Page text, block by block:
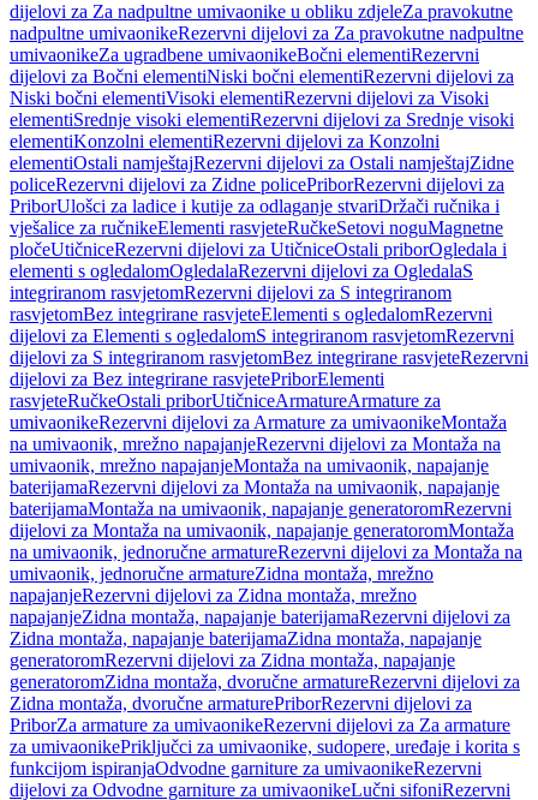
dijelovi za Za nadpultne umivaonike u obliku zdjeleZa pravokutne
nadpultne umivaonikeRezervni dijelovi za Za pravokutne nadpultne
umivaonikeZa ugradbene umivaonikeBočni elementiRezervni
dijelovi za Bočni elementiNiski bočni elementiRezervni dijelovi za
Niski bočni elementiVisoki elementiRezervni dijelovi za Visoki
elementiSrednje visoki elementiRezervni dijelovi za Srednje visoki
elementiKonzolni elementiRezervni dijelovi za Konzolni
elementiOstali namještajRezervni dijelovi za Ostali namještajZidne
policeRezervni dijelovi za Zidne policePriborRezervni dijelovi za
PriborUlošci za ladice i kutije za odlaganje stvariDržači ručnika i
vješalice za ručnikeElementi rasvjeteRučkeSetovi noguMagnetne
pločeUtičniceRezervni dijelovi za UtičniceOstali priborOgledala i
elementi s ogledalomOgledalaRezervni dijelovi za OgledalaS
integriranom rasvjetomRezervni dijelovi za S integriranom
rasvjetomBez integrirane rasvjeteElementi s ogledalomRezervni
dijelovi za Elementi s ogledalomS integriranom rasvjetomRezervni
dijelovi za S integriranom rasvjetomBez integrirane rasvjeteRezervni
dijelovi za Bez integrirane rasvjetePriborElementi
rasvjeteRučkeOstali priborUtičniceArmatureArmature za
umivaonikeRezervni dijelovi za Armature za umivaonikeMontaža
na umivaonik, mrežno napajanjeRezervni dijelovi za Montaža na
umivaonik, mrežno napajanjeMontaža na umivaonik, napajanje
baterijamaRezervni dijelovi za Montaža na umivaonik, napajanje
baterijamaMontaža na umivaonik, napajanje generatoromRezervni
dijelovi za Montaža na umivaonik, napajanje generatoromMontaža
na umivaonik, jednoručne armatureRezervni dijelovi za Montaža na
umivaonik, jednoručne armatureZidna montaža, mrežno
napajanjeRezervni dijelovi za Zidna montaža, mrežno
napajanjeZidna montaža, napajanje baterijamaRezervni dijelovi za
Zidna montaža, napajanje baterijamaZidna montaža, napajanje
generatoromRezervni dijelovi za Zidna montaža, napajanje
generatoromZidna montaža, dvoručne armatureRezervni dijelovi za
Zidna montaža, dvoručne armaturePriborRezervni dijelovi za
PriborZa armature za umivaonikeRezervni dijelovi za Za armature
za umivaonikePriključci za umivaonike, sudopere, uređaje i korita s
funkcijom ispiranjaOdvodne garniture za umivaonikeRezervni
dijelovi za Odvodne garniture za umivaonikeLučni sifoniRezervni